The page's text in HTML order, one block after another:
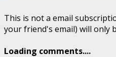
This is not a email
your friend's email) will only
Loading comments....